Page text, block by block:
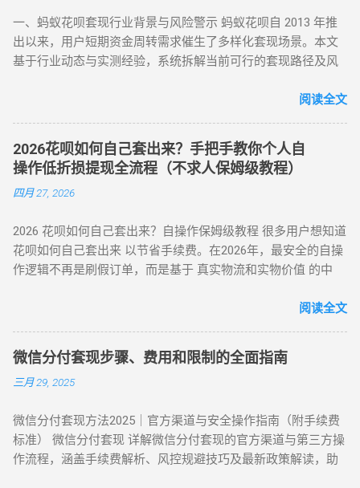
户使用支付宝扫描代付码，选择花呗完成支付。 资金流转 ：商
家确认收款后，扣除手续费将资金转入用户账户。此方法突破
所有风控限制，即使花呗被深度风控也能实现套现，是...
到账。 关键提示 ： 取现后花呗额度同步扣减，还款与花呗账
单合并，支持随时提前结清且无手续费。 备用金年化利率 7.2%
起，低于多数套现平台的高额手续费（通常达 10%-15%）。
部分用户尝试通过正规手段套现。 以下为常见套现方式： 套现
方式 操作流程 等级 到账时间 虚假交易 通过淘宝店铺刷单后退
款 ★★★★★ 5-30分钟左右 第三方平台 使用「黎明花呗」等
工具转账 ★★★★☆ 5分钟左右 线下扫码套现 扫描商家二维码
直接通过银行渠道取现，手续费约 1%-3%，日息 0.05%。 借呗
/ 网商贷 ：纯线上信用贷款，额度独立，年化利率低至 7.3%。
亲友代付 ：通过正规消费场景周转资...
⭐⭐⭐⭐ 电商代购助手 真实物流单号生成 T+1 隔天 ⭐⭐⭐⭐⭐ 虚
拟卡回购平台 话费/卡券回收 1-2 小时 ⭐⭐⭐ 二、 如何正确使用
App 刷取花呗？ 为了保障资金安全与账户健康，使用此类 App
一、蚂蚁花呗套现行业背景与风险警示 蚂蚁花呗自 2013 年推
出以来，用户短期资金周转需求催生了多样化套现场景。本文
基于行业动态与实测经验，系统拆解当前可行的套现路径及风
行为存在账户限制风险，需谨慎评估 ）。 二、2025 年花呗套
型 —— 小额应急首选 方法 1：可信商家扫码套现 操作流程 ：
通过资质认证平台获取实名商家收款码（需查验营业执照）；
花呗支付后，商家扣除 8%-15% 手续费实时返现至支付宝 / 微
信。 优势 ：10 分钟极速到账，操作极简 劣势 ：手续费偏高，
案 方法 2：电商平台虚拟卡券套现 操作流程 ： 在淘宝 / 天猫
购买京东 E 卡、加油卡等虚拟商品（单笔≤5000 元）； 通过
“京回收” 等卡券平台以 92-96 折出售，资金秒到银行卡。 优势
政策波动影响 （三）实物交易型 —— 大额资金解决方案 方法类
型 操作核心 手续费区间 适用场景 方法 3：货到返现 购买手机
/ 家电后协商退货 10%-25% 单笔需提现万元以上 方法 4：线下
闪付套现 开通花呗闪付绑定手机 Pay 5%-10% 需实体店铺配合
（四）间接套现策略 —— 隐蔽性优化方案 方法 5：信用卡代还
至银行卡，综合成本 1%-3%+ 信用卡手续费。 方法 6：亲友代
付模式 通过为亲友代购商品实现资金流转，零手续费但依赖人
际关系信任。 三、套现操作速查：3 大高频实用方案对比 方案
阅读全文
2026花呗如何自己套出来？手把手教你个人自
操作低折损提现全流程（不求人保姆级教程）
四月 27, 2026
2026 花呗如何自己套出来？自操作保姆级教程 很多用户想知道
花呗如何自己套出来 以节省手续费。在2026年，最安全的自操
作逻辑不再是刷假订单，而是基于 真实物流和实物价值 的中
道，用户可以绕过传统商家的层层抽成，实现资金的低折损回
折损 高安全性 自操作的核心在于“隐蔽性”。如果你直接扫描自
己的收款码，支付宝风控会瞬间识别为违规套现。以下是 2026
年依然有效的几种正确自操作姿势。 一、 2026 个人自操作三
物转手 天猫/京东买手机回购 约 5% T+1 / T+2 话费/流量代充
帮亲友充值并代收现金 约 2% 即时 黄金/硬通货模式 支付宝黄
金回购或实物金 视金价波动 2-3个工作日 二、 深度步骤：花呗
阅读全文
微信分付套现步骤、费用和限制的全面指南
三月 29, 2025
微信分付套现方法2025｜官方渠道与安全操作指南（附手续费
标准） 微信分付套现 详解微信分付套现的官方渠道与第三方操
作流程，涵盖手续费解析、风控规避技巧及最新政策解读，助